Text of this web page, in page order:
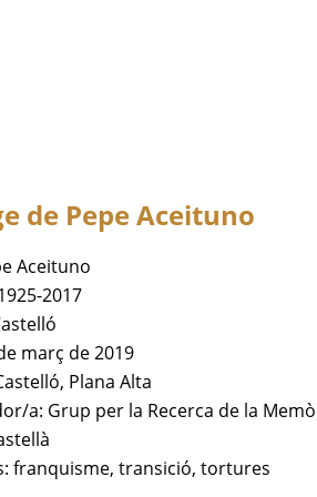
de Pepe Aceituno
Aceituno
2017
març de 2019
Plana Alta
a: Grup per la Recerca de la
franquisme, transició, tortures